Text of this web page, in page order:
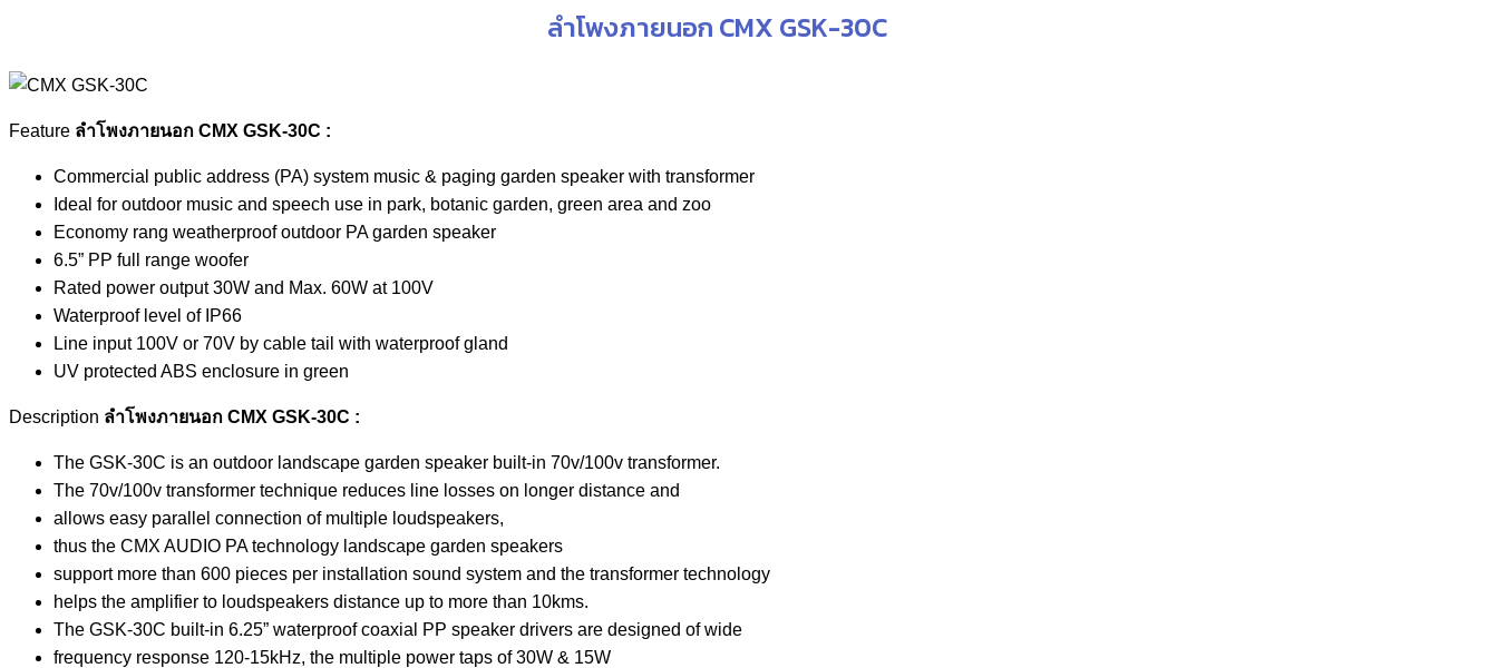
ลำโพงภายนอก CMX GSK-30C
Feature ลำโพงภายนอก CMX GSK-30C :
Commercial public address (PA) system music & paging garden speaker with transformer
Ideal for outdoor music and speech use in park, botanic garden, green area and zoo
Economy rang weatherproof outdoor PA garden speaker
6.5” PP full range woofer
Rated power output 30W and Max. 60W at 100V
Waterproof level of IP66
Line input 100V or 70V by cable tail with waterproof gland
UV protected ABS enclosure in green
Description ลำโพงภายนอก CMX GSK-30C :
The GSK-30C is an outdoor landscape garden speaker built-in 70v/100v transformer.
The 70v/100v transformer technique reduces line losses on longer distance and
allows easy parallel connection of multiple loudspeakers,
thus the CMX AUDIO PA technology landscape garden speakers
support more than 600 pieces per installation sound system and the transformer technology
helps the amplifier to loudspeakers distance up to more than 10kms.
The GSK-30C built-in 6.25” waterproof coaxial PP speaker drivers are designed of wide
frequency response 120-15kHz, the multiple power taps of 30W & 15W